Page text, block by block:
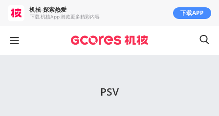
PSV
机核-探索热爱
下载 机核App 浏览更多精彩内容 下载APP